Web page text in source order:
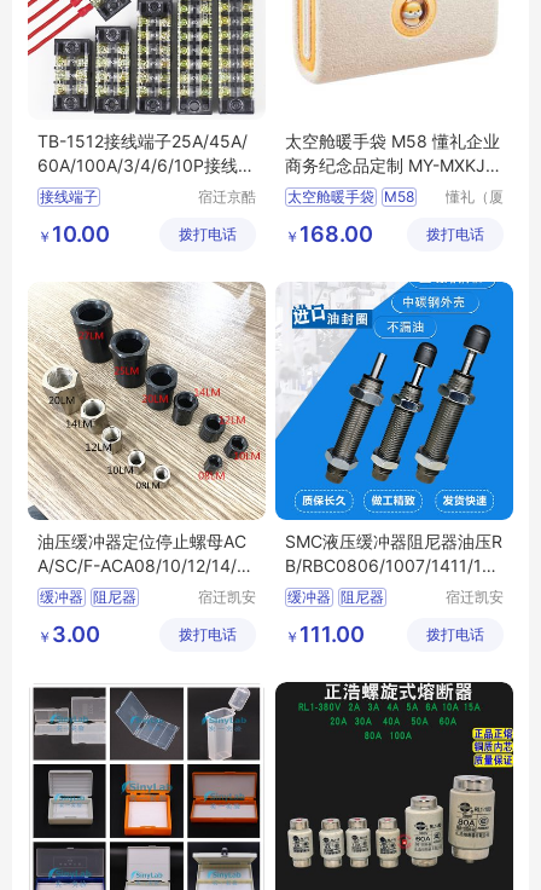
TB-1512接线端子25A/45A/
60A/100A/3/4/6/10P接线柱
TBC日式端子排
接线端子
高频瓷接线柱
宿迁京酷
有限公司
￥ 10.00 拨打电话
太空舱暖手袋 M58 懂礼企业
商务纪念品定制 MY-MXKJ-
(T)-48
太空舱暖手袋 M58
MY
MXKJ T
懂礼（厦
链有限公
￥ 168.00 拨打电话
油压缓冲器定位停止螺母AC
A/SC/F-ACA08/10/12/14/1
6/20/25/27-LM
缓冲器 阻尼器
宿迁凯安
有限公司
￥ 3.00 拨打电话
SMC液压缓冲器阻尼器油压R
B/RBC0806/1007/1411/141
2/2015/0604
缓冲器 阻尼器
宿迁凯安
有限公司
￥ 111.00 拨打电话